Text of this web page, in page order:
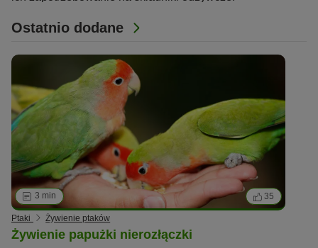
Ostatnio dodane
3 min 35
Ptaki Żywienie ptaków
Żywienie papużki nierozłączki